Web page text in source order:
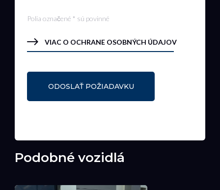
Polia označené * sú povinné
VIAC O OCHRANE OSOBNÝCH ÚDAJOV
Podobné vozidlá